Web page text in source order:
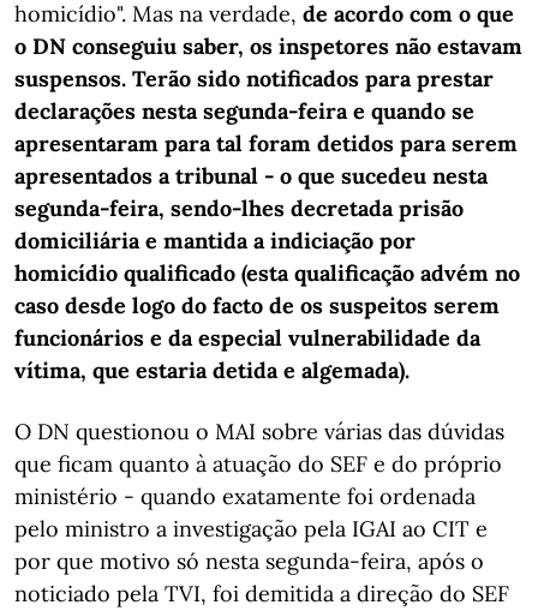
homicídio". Mas na verdade, de acordo com o que
o DN conseguiu saber, os inspetores não estavam
suspensos. Terão sido notificados para prestar
declarações nesta segunda-feira e quando se
apresentaram para tal foram detidos para serem
apresentados a tribunal - o que sucedeu nesta
segunda-feira, sendo-lhes decretada prisão
domiciliária e mantida a indiciação por
homicídio qualificado (esta qualificação advém no
caso desde logo do facto de os suspeitos serem
funcionários e da especial vulnerabilidade da
vítima, que estaria detida e algemada).
O DN questionou o MAI sobre várias das dúvidas
que ficam quanto à atuação do SEF e do próprio
ministério - quando exatamente foi ordenada
pelo ministro a investigação pela IGAI ao CIT e
por que motivo só nesta segunda-feira, após o
noticiado pela TVI, foi demitida a direção do SEF